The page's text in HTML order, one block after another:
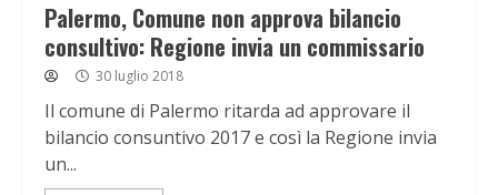
Palermo, Comune non approva bilancio
consultivo: Regione invia un commissario
30 luglio 2018
Il comune di Palermo ritarda ad approvare il
bilancio consuntivo 2017 e così la Regione invia
un...